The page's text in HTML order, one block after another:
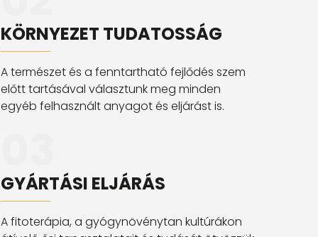
KÖRNYEZET TUDATOSSÁG
A természet és a fenntartható fejlődés szem
előtt tartásával választunk meg minden
egyéb felhasznált anyagot és eljárást is.
GYÁRTÁSI ELJÁRÁS
A fitoterápia, a gyógynövénytan kultúrákon